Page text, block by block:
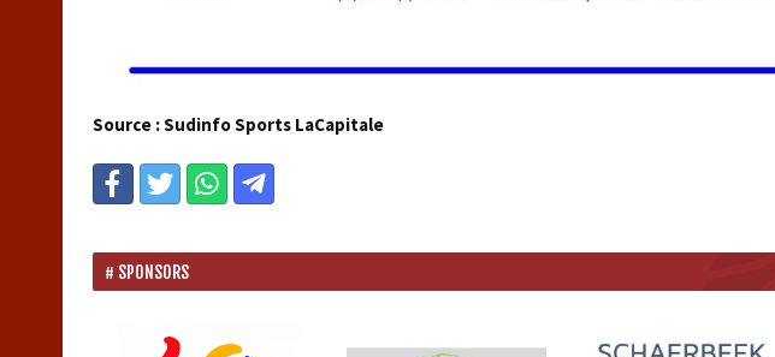
Source : Sudinfo Sports LaCapitale
SPONSORS